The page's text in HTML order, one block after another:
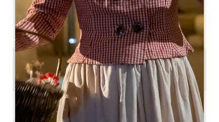
05 57 55 28 20
Свяжитесь с нами
Вместимость U-образного помещения : 16
1.5 km
Скопируйте GPS-код